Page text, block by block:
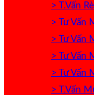
> T.Vấn
> Tư Vấn
> Tư Vấn
> Tư Vấn
> Tư Vấn
> T.Vấn